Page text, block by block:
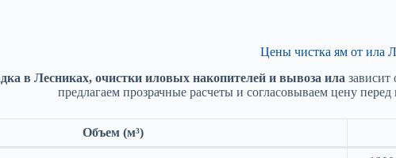
Цены чистка ям от ила
в Лесниках, очистки иловых накопителей и вывоза ила зависит
предлагаем прозрачные расчеты и согласовываем цену
Объем (м³)